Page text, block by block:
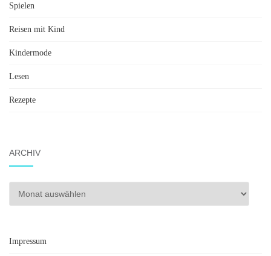
Spielen
Reisen mit Kind
Kindermode
Lesen
Rezepte
ARCHIV
Archiv
Impressum